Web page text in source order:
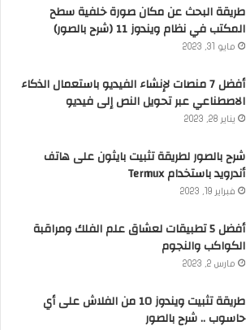
طريقة البحث عن مكان صورة خلفية سطح
المكتب في نظام ويندوز 11 (شرح بالصور)
مايو 31, 2023
أفضل 7 منصات لإنشاء الفيديو باستعمال الذكاء
الاصطناعي عبر تحويل النص إلى فيديو
يناير 28, 2023
شرح بالصور لطريقة تثبيت بايثون على هاتف
أندرويد باستخدام Termux
فبراير 19, 2023
أفضل 5 تطبيقات لعشاق علم الفلك ومراقبة
الكواكب والنجوم
مارس 2, 2023
طريقة تثبيت ويندوز 10 من الفلاش على أي
حاسوب .. شرح بالصور